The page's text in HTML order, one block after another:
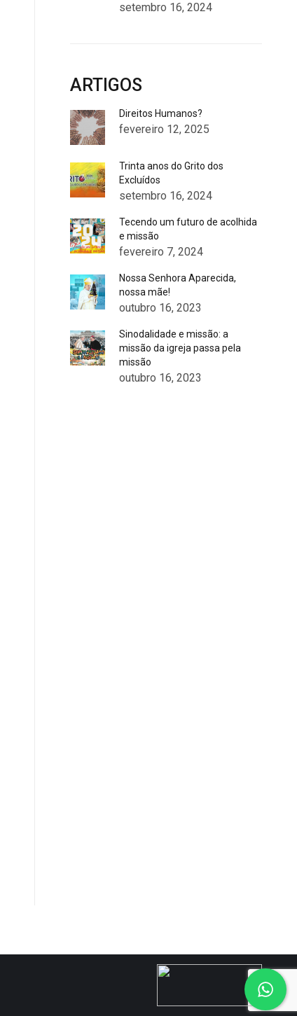
setembro 16, 2024
ARTIGOS
Direitos Humanos?
fevereiro 12, 2025
Trinta anos do Grito dos
Excluídos
setembro 16, 2024
Tecendo um futuro de acolhida
e missão
fevereiro 7, 2024
Nossa Senhora Aparecida,
nossa mãe!
outubro 16, 2023
Sinodalidade e missão: a
missão da igreja passa pela
missão
outubro 16, 2023